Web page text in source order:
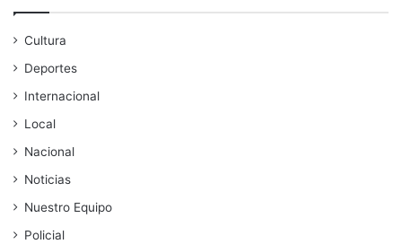
Cultura
Deportes
Internacional
Local
Nacional
Noticias
Nuestro Equipo
Policial